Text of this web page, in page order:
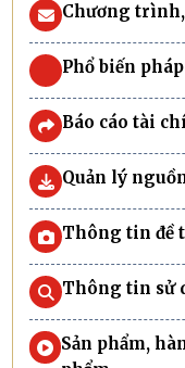
Chương
Phổ biến
Báo cáo tài
Quản lý
Thông tin đề
Thông tin sử
Sản phẩm,